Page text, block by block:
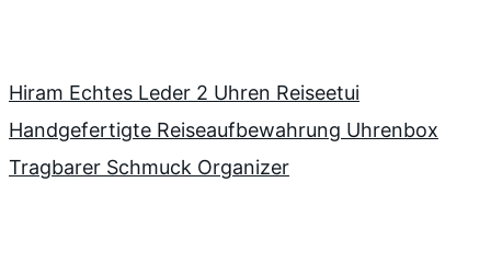
Hiram Echtes Leder 2 Uhren Reiseetui
Handgefertigte Reiseaufbewahrung Uhrenbox
Tragbarer Schmuck Organizer